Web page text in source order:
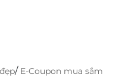
/ E-Coupon mua sắm